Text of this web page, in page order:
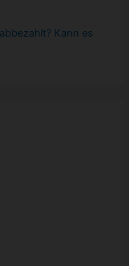
Kann es